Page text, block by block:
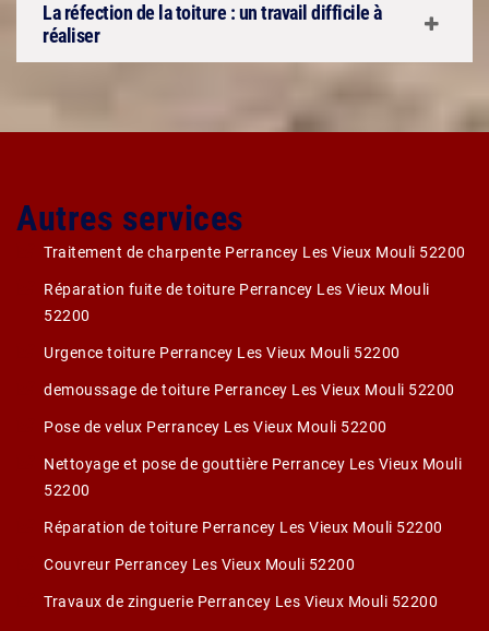
La réfection de la toiture : un travail difficile à
réaliser
Autres services
Traitement de charpente Perrancey Les Vieux Mouli 52200
Réparation fuite de toiture Perrancey Les Vieux Mouli
52200
Urgence toiture Perrancey Les Vieux Mouli 52200
demoussage de toiture Perrancey Les Vieux Mouli 52200
Pose de velux Perrancey Les Vieux Mouli 52200
Nettoyage et pose de gouttière Perrancey Les Vieux Mouli
52200
Réparation de toiture Perrancey Les Vieux Mouli 52200
Couvreur Perrancey Les Vieux Mouli 52200
Travaux de zinguerie Perrancey Les Vieux Mouli 52200